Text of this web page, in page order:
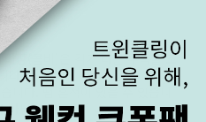
이상(콤비)은 각기 다른 부속을 조
다.
니다. 땜 흔적이 있을 수 있습니
아닙니다.